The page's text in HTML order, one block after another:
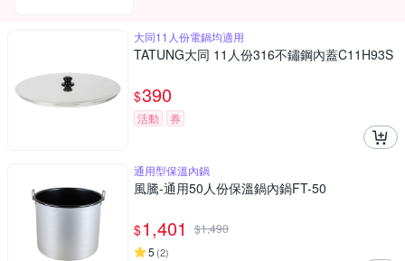
大同11人份電鍋均適用
TATUNG大同 11人份316不鏽鋼內蓋C11H93S
$390
活動 券
通用型保溫內鍋
風騰-通用50人份保溫鍋內鍋FT-50
$1,401 $1,490
5 (2)